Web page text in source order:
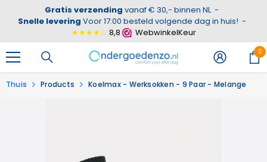
GA NAAR DE INHOUDGratis verzending vanaf € 30,- binnen NL-
Snelle levering Voor 17:00 besteld volgende dag in huis! -
★★★★☆ 8,8 WebwinkelKeur
0
0
Thuis Products Koelmax - Werksokken - 9 Paar - Melange